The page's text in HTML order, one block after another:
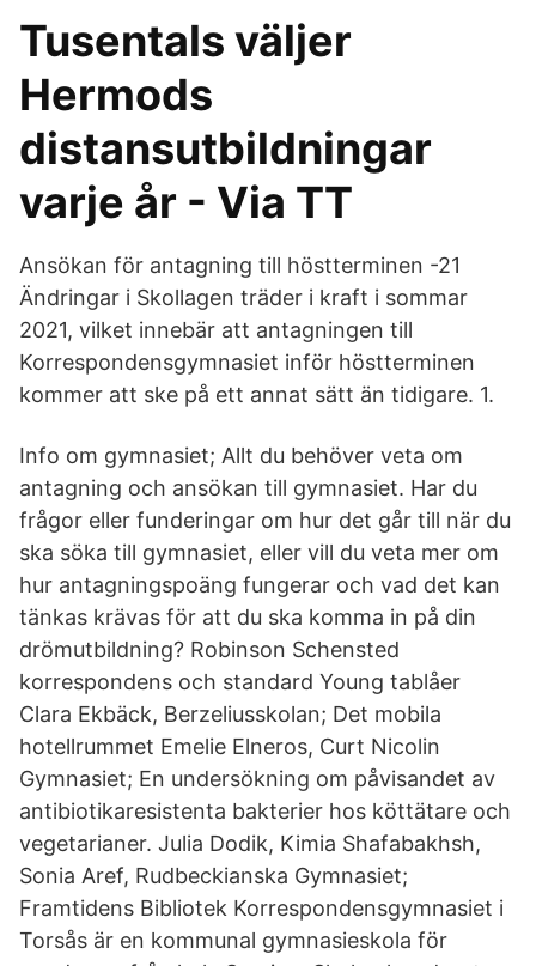
Tusentals väljer
Hermods
distansutbildningar
varje år - Via TT
Ansökan för antagning till höstterminen -21
Ändringar i Skollagen träder i kraft i sommar
2021, vilket innebär att antagningen till
Korrespondensgymnasiet inför höstterminen
kommer att ske på ett annat sätt än tidigare. 1.
Info om gymnasiet; Allt du behöver veta om
antagning och ansökan till gymnasiet. Har du
frågor eller funderingar om hur det går till när du
ska söka till gymnasiet, eller vill du veta mer om
hur antagningspoäng fungerar och vad det kan
tänkas krävas för att du ska komma in på din
drömutbildning? Robinson Schensted
korrespondens och standard Young tablåer
Clara Ekbäck, Berzeliusskolan; Det mobila
hotellrummet Emelie Elneros, Curt Nicolin
Gymnasiet; En undersökning om påvisandet av
antibiotikaresistenta bakterier hos köttätare och
vegetarianer. Julia Dodik, Kimia Shafabakhsh,
Sonia Aref, Rudbeckianska Gymnasiet;
Framtidens Bibliotek Korrespondensgymnasiet i
Torsås är en kommunal gymnasieskola för